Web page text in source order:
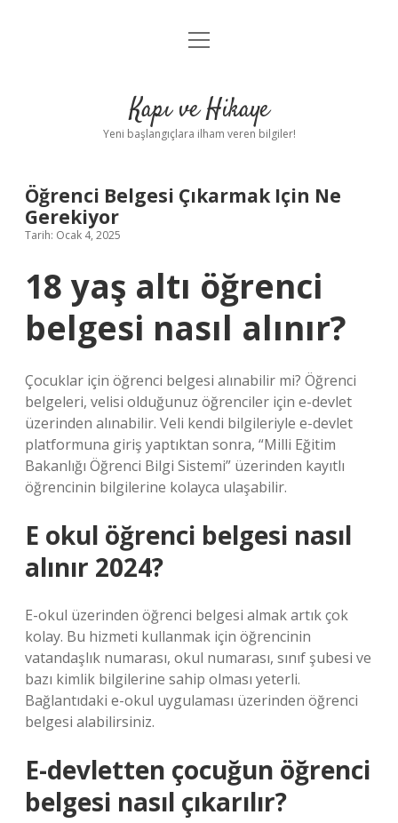
Anasayfa
Yasal Uyarı
menüyü
Kapı ve Hikaye
Yeni başlangıçlara ilham veren bilgiler!
Öğrenci Belgesi Çıkarmak Için Ne
Gerekiyor
Tarih: Ocak 4, 2025
18 yaş altı öğrenci
belgesi nasıl alınır?
Çocuklar için öğrenci belgesi alınabilir mi? Öğrenci
belgeleri, velisi olduğunuz öğrenciler için e-devlet
üzerinden alınabilir. Veli kendi bilgileriyle e-devlet
platformuna giriş yaptıktan sonra, “Milli Eğitim
Bakanlığı Öğrenci Bilgi Sistemi” üzerinden kayıtlı
öğrencinin bilgilerine kolayca ulaşabilir.
E okul öğrenci belgesi nasıl
alınır 2024?
E-okul üzerinden öğrenci belgesi almak artık çok
kolay. Bu hizmeti kullanmak için öğrencinin
vatandaşlık numarası, okul numarası, sınıf şubesi ve
bazı kimlik bilgilerine sahip olması yeterli.
Bağlantıdaki e-okul uygulaması üzerinden öğrenci
belgesi alabilirsiniz.
E-devletten çocuğun öğrenci
belgesi nasıl çıkarılır?